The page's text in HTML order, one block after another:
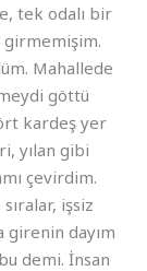
tek odalı bir
girmemişim.
Mahallede
göttü
kardeş yer
yılan gibi
çevirdim.
işsiz
girenin dayım
demi. İnsan